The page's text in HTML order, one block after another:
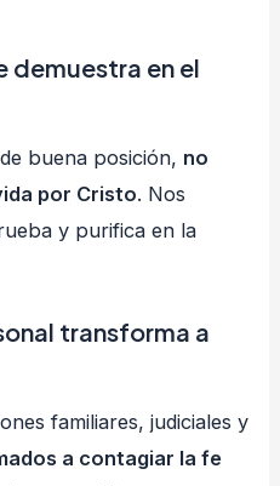
demuestra en el
buena posición, no
por Cristo. Nos
y purifica en la
transforma a
familiares, judiciales y
a contagiar la fe